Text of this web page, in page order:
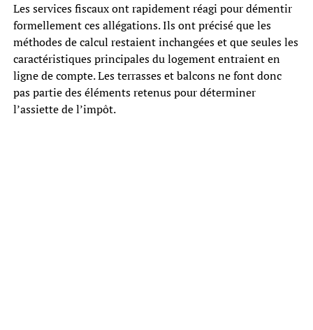
Les services fiscaux ont rapidement réagi pour démentir
formellement ces allégations. Ils ont précisé que les
méthodes de calcul restaient inchangées et que seules les
caractéristiques principales du logement entraient en
ligne de compte. Les terrasses et balcons ne font donc
pas partie des éléments retenus pour déterminer
l’assiette de l’impôt.